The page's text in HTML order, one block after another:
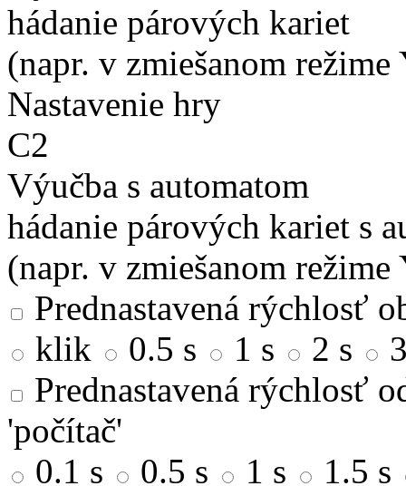
hádanie párových kariet
(napr. v zmiešanom režime
Nastavenie hry
C2
Výučba s automatom
hádanie párových kariet s
(napr. v zmiešanom režime
Prednastavená rýchlosť
klik
0.5 s 1 s 2 s
Prednastavená rýchlosť
'počítač'
0.1 s
0.5 s 1 s
1.5 s